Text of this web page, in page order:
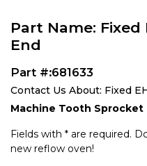
Part Name: Fixed
End
Part #:681633
Contact Us About: Fixed
Machine Tooth Sprocket
Fields with * are required.
new reflow oven!